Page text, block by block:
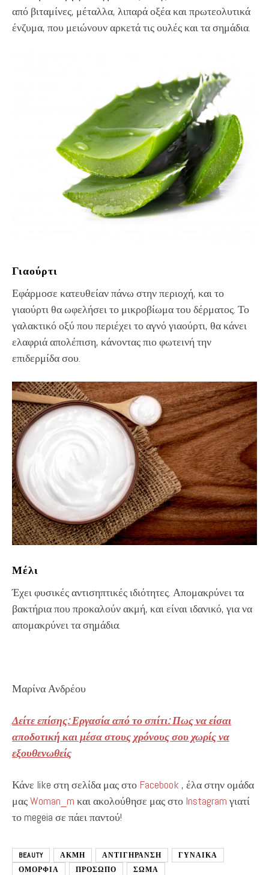
από βιταμίνες, μέταλλα, λιπαρά οξέα και πρωτεολυτικά
ένζυμα, που μειώνουν αρκετά τις ουλές και τα σημάδια.
Γιαούρτι
Εφάρμοσε κατευθείαν πάνω στην περιοχή, και το
γιαούρτι θα ωφελήσει το μικροβίωμα του δέρματος. Το
γαλακτικό οξύ που περιέχει το αγνό γιαούρτι, θα κάνει
ελαφριά απολέπιση, κάνοντας πιο φωτεινή την
επιδερμίδα σου.
Μέλι
Έχει φυσικές αντισηπτικές ιδιότητες. Απομακρύνει τα
βακτήρια που προκαλούν ακμή, και είναι ιδανικό, για να
απομακρύνει τα σημάδια.
Μαρίνα Ανδρέου
Δείτε επίσης: Εργασία από το σπίτι: Πως να είσαι
αποδοτική και μέσα στους χρόνους σου χωρίς να
εξουθενωθείς
Κάνε like στη σελίδα μας στο Facebook , έλα στην ομάδα
μαςWoman_m και ακολούθησε μας στο Instagram γιατί
το megeia σε πάει παντού!
BEAUTY ΑΚΜΗ ΑΝΤΙΓΗΡΑΝΣΗ
ΓΥΝΑΙΚΑ
ΟΜΟΡΦΙΑ
ΠΡΟΣΩΠΟ
ΣΩΜΑ